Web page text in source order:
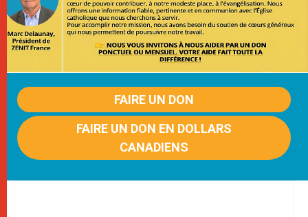
FAIRE UN DON
FAIRE UN DON EN DOLLARS
CANADIENS